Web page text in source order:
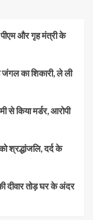
और गृह मंत्री के
का शिकारी, ले ली
से किया मर्डर, आरोपी
श्रद्धांजलि, दर्द के
तोड़ घर के अंदर